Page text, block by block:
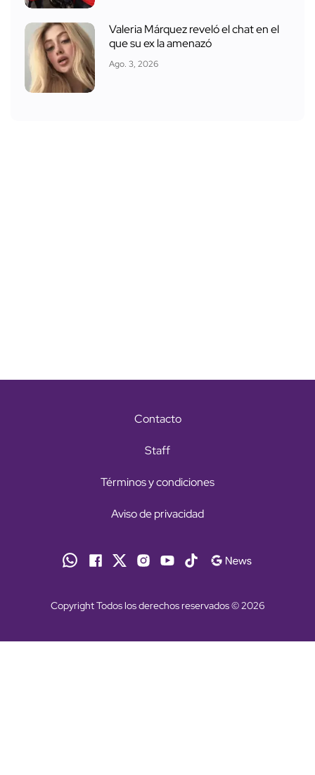
Valeria Márquez reveló el chat en el
que su ex la amenazó
Ago. 3, 2026
Contacto
Staff
Términos y condiciones
Aviso de privacidad
Copyright Todos los derechos reservados © 2026